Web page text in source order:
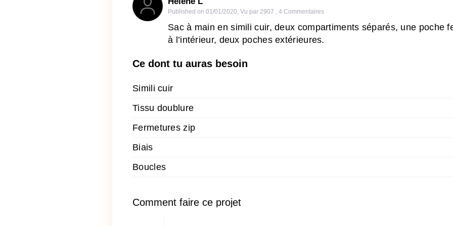
Published on 01/01/2020 Vu par 2907 4 Commentaires
Sac à main en simili cuir, deux compartiments séparés, une poche
à l’intérieur, deux poches extérieures.
Ce dont tu auras besoin
Simili cuir
Tissu doublure
Fermetures zip
Biais
Boucles
Comment faire ce projet